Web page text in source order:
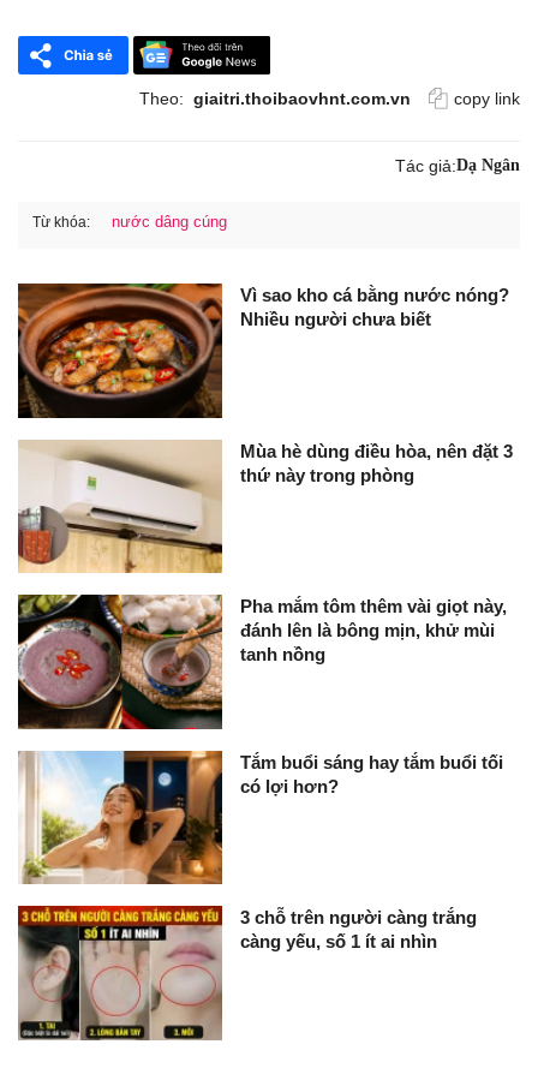
Theo: giaitri.thoibaovhnt.com.vn copy link
Tác giả:Dạ Ngân
Từ khóa: nước dâng cúng
Vì sao kho cá bằng nước nóng?
Nhiều người chưa biết
Mùa hè dùng điều hòa, nên đặt 3
thứ này trong phòng
Pha mắm tôm thêm vài giọt này,
đánh lên là bông mịn, khử mùi
tanh nồng
Tắm buổi sáng hay tắm buổi tối
có lợi hơn?
3 chỗ trên người càng trắng
càng yếu, số 1 ít ai nhìn